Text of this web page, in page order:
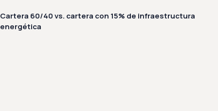
Cartera 60/40 vs. cartera con 15% de infraestructura
energética